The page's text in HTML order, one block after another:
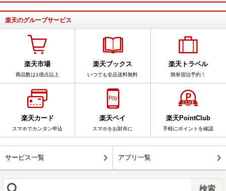
楽天のグループサービス
楽天市場
商品数は1億点以上
楽天ブックス
いつでも全品送料無料
楽天トラベル
簡単宿泊予約！
楽天カード
スマホでカンタン申込
楽天ペイ
スマホをお財布に
楽天PointClub
手軽にポイントを確認
サービス一覧 アプリ一覧